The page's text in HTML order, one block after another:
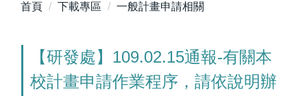
首頁 下載專區 一般計畫申請相關
【研發處】109.02.15通報-有關本
校計畫申請作業程序，請依說明辦